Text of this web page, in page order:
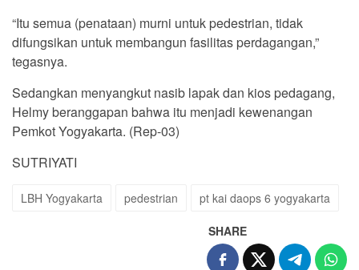
“Itu semua (penataan) murni untuk pedestrian, tidak
difungsikan untuk membangun fasilitas perdagangan,”
tegasnya.
Sedangkan menyangkut nasib lapak dan kios pedagang,
Helmy beranggapan bahwa itu menjadi kewenangan
Pemkot Yogyakarta. (Rep-03)
SUTRIYATI
LBH Yogyakarta pedestrian pt kai daops 6 yogyakarta
SHARE